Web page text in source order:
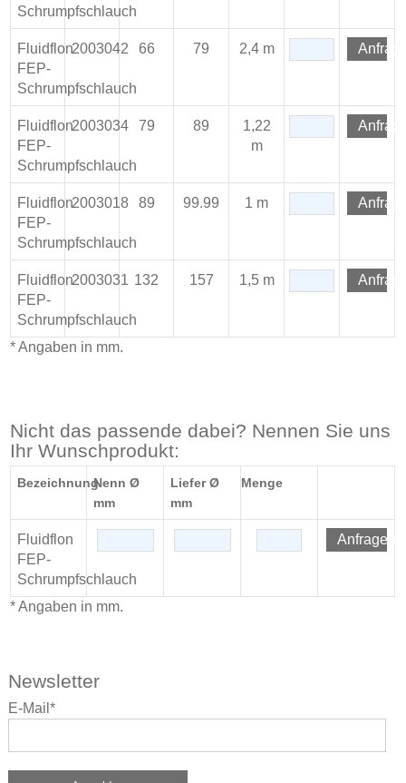
Schrumpfschlauch
Fluidflon
FEP-
Schrumpfschlauch
2003042 66 79 2,4 m
Fluidflon
FEP-
Schrumpfschlauch
2003034 79 89
1,22
m
Fluidflon
FEP-
Schrumpfschlauch
2003018 89 99.99 1 m
Fluidflon
FEP-
Schrumpfschlauch
2003031 132 157 1,5 m
* Angaben in mm.
Nicht das passende dabei? Nennen Sie uns
Ihr Wunschprodukt:
BezeichnungNenn Ø
mm
Liefer Ø
mm
Menge
Fluidflon
FEP-
Schrumpfschlauch
Anfragen
* Angaben in mm.
Newsletter
E-Mail*